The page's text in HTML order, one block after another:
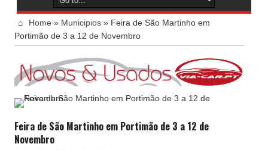
Home » Municipios » Feira de São Martinho em
Portimão de 3 a 12 de Novembro
Feira de São Martinho em Portimão de 3 a 12 de
Novembro